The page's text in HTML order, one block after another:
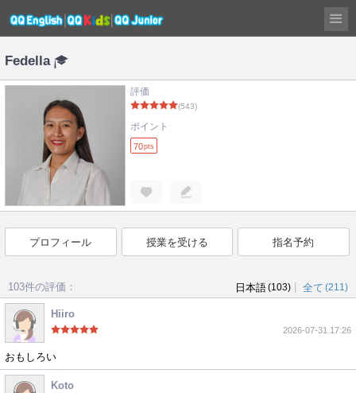
Fedella
評価
(543)
ポイント
70pts
プロフィール 授業を受ける 指名予約
103件の評価： 日本語(103) 全て (211)
Hiiro
2026-07-31 17:26
おもしろい
Koto